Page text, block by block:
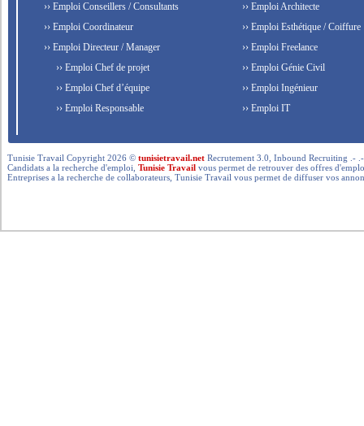
›› Emploi Conseillers / Consultants
›› Emploi Coordinateur
›› Emploi Directeur / Manager
›› Emploi Chef de projet
›› Emploi Chef d’équipe
›› Emploi Responsable
›› Emploi Architecte
›› Emploi Esthétique / Coiffure
›› Emploi Freelance
›› Emploi Génie Civil
›› Emploi Ingénieur
›› Emploi IT
Tunisie Travail Copyright 2026 ©tunisietravail.net Recrutement 3.0, Inbound Recruiting .-
Candidats a la recherche d'emploi,Tunisie Travail vous permet de retrouver des offres
Entreprises a la recherche de collaborateurs, Tunisie Travail vous permet de diffuser vos